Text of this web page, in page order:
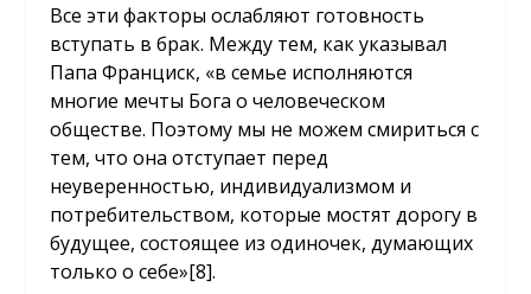
Все эти факторы ослабляют готовность
вступать в брак. Между тем, как указывал
Папа Франциск, «в семье исполняются
многие мечты Бога о человеческом
обществе. Поэтому мы не можем смириться с
тем, что она отступает перед
неуверенностью, индивидуализмом и
потребительством, которые мостят дорогу в
будущее, состоящее из одиночек, думающих
только о себе»[8].